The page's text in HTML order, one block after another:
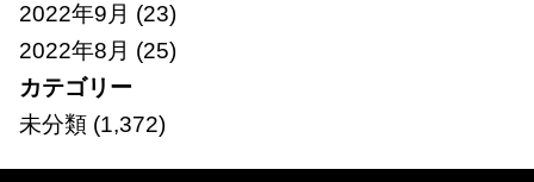
2022年9月 (23)
2022年8月 (25)
カテゴリー
未分類(1,372)